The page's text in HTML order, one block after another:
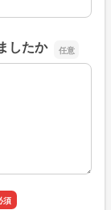
したか
たか